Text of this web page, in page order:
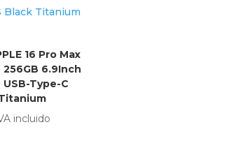
16 Pro Max
256GB 6.9Inch
USB-Type-C
incluido